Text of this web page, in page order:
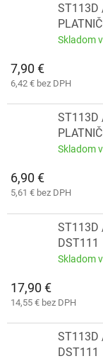
ST113D
Skladom
7,90 €
6,42 € bez DPH
ST113D
Skladom
6,90 €
5,61 € bez DPH
ST113D
DST111
Skladom
17,90 €
14,55 € bez DPH
ST113D
DST111